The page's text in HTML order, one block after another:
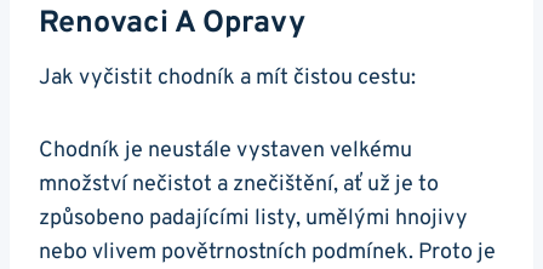
Renovaci A Opravy
Jak ⁣vyčistit chodník a ⁣mít⁢ čistou cestu:
Chodník je neustále ⁢vystaven ⁤velkému
množství nečistot a znečištění, ať už​ je to
způsobeno padajícími ⁢listy, ⁣umělými hnojivy
nebo vlivem⁣ povětrnostních podmínek. Proto ‌je